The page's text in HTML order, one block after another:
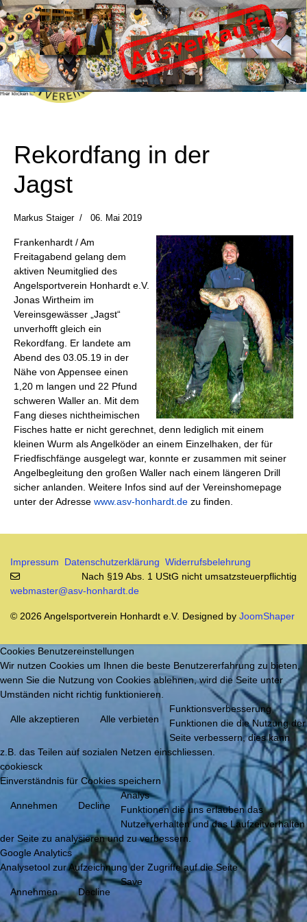
Fischessen 2026
Das beliebte und bekannte Fischessen des
Angelsportvereine Honhardt e.V. findet dieses
Jahr am Samstag, den 24.10.2026 in der
Sandberghalle in Honhardt statt.
Das Fischessen ist bereits ausverlauft!
Sie können sich mit Hilfe des "Benachrichtigen
Sie mich!" Buttons im Bestellformular in eine
Warteliste eintragen, sollten noch Karten
verfügbar werden, erhalten Sie eine
Benachrichtigung.
Wir wünschen allen Gästen einen schönen und
unterhaltsamen Abend!
Hier klicken für mehr Info!
Rekordfang in der
Jagst
Markus Staiger 06. Mai 2019
Frankenhardt / Am
Freitagabend gelang dem
aktiven Neumitglied des
Angelsportverein Honhardt e.V.
Jonas Wirtheim im
Vereinsgewässer „Jagst“
unverhofft gleich ein
Rekordfang. Er landete am
Abend des 03.05.19 in der
Nähe von Appensee einen
1,20 m langen und 22 Pfund
schweren Waller an. Mit dem
Fang dieses nichtheimischen
Fisches hatte er nicht gerechnet, denn lediglich mit einem
kleinen Wurm als Angelköder an einem Einzelhaken, der für
Friedfischfänge ausgelegt war, konnte er zusammen mit seiner
Angelbegleitung den großen Waller nach einem längeren Drill
sicher anlanden. Weitere Infos sind auf der Vereinshomepage
unter der Adresse www.asv-honhardt.de zu finden.
Impressum Datenschutzerklärung Widerrufsbelehrung
Nach §19 Abs. 1 UStG nicht umsatzsteuerpflichtig
webmaster@asv-honhardt.de
© 2026 Angelsportverein Honhardt e.V. Designed by JoomShaper
Cookies Benutzereinstellungen
Wir nutzen Cookies um Ihnen die beste Benutzererfahrung zu bieten,
wenn Sie die Nutzung von Cookies ablehnen, wird die Seite unter
Umständen nicht richtig funktionieren.
Alle akzeptieren Alle verbieten
Funktionsverbesserung
Funktionen die die Nutzung der
Seite verbessern, dies kann
z.B. das Teilen auf sozialen Netzen einschliessen.
cookiesck
Einverständnis für Cookies speichern
Annehmen Decline
Analys
Funktionen die uns erlauben das
Nutzerverhalten und das Laufzeitverhalten
der Seite zu analysieren und zu verbessern.
Google Analytics
Analysetool zur Aufzeichnung der Zugriffe auf die Seite
Annehmen Decline
Save